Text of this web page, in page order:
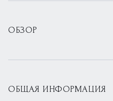
ОБЗОР
ОБЩАЯ ИНФОРМАЦИЯ